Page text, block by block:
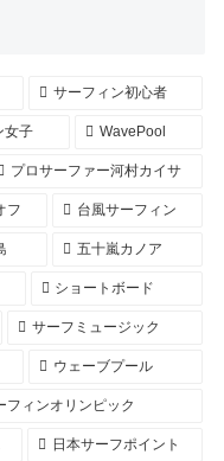
サーフィン初心者
女子 WavePool
プロサーファー河村カイサ
フ 台風サーフィン
五十嵐カノア
ショートボード
サーフミュージック
ウェーブプール
フィンオリンピック
日本サーフポイント